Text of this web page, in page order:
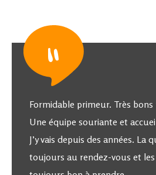
"
Formidable primeur. Très
Une équipe souriante et
J’y vais depuis des années. La
toujours au rendez-vous et les